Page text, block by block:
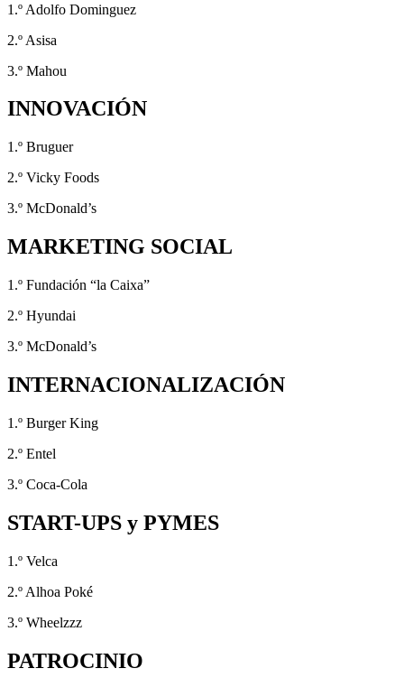
1.º Adolfo Dominguez
2.º Asisa
3.º Mahou
INNOVACIÓN
1.º Bruguer
2.º Vicky Foods
3.º McDonald’s
MARKETING SOCIAL
1.º Fundación “la Caixa”
2.º Hyundai
3.º McDonald’s
INTERNACIONALIZACIÓN
1.º Burger King
2.º Entel
3.º Coca-Cola
START-UPS y PYMES
1.º Velca
2.º Alhoa Poké
3.º Wheelzzz
PATROCINIO